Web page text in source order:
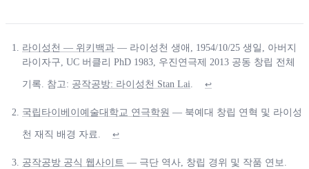
라이성천 — 위키백과 — 라이성천 생애, 1954/10/25 생일, 아버지
라이자구, UC 버클리 PhD 1983, 우진연극제 2013 공동 창립 전체
기록. 참고: 공작공방: 라이성천 Stan Lai. ↩
국립타이베이예술대학교 연극학원 — 북예대 창립 연혁 및 라이성
천 재직 배경 자료. ↩
공작공방 공식 웹사이트 — 극단 역사, 창립 경위 및 작품 연보.